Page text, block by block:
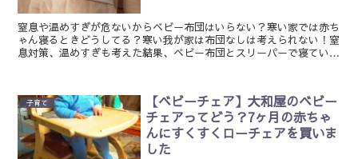
窒息や温めすぎが危ないからベビー布団はいらない？寒い家では赤ち
ゃん寝るときどうしてる？寒い我が家は布団なしは考えられない！窒
息対策、温めすぎも考えた結果、ベビー布団とスリーパーで寝ていま
子育て
【ベビーチェア】大和屋のベビー
チェアってどう？7ヶ月の赤ちゃ
んにすくすくローチェアを買いま
した